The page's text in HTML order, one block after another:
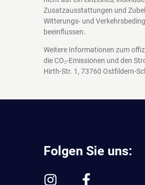
Zusatzausstattungen und
Witterungs- und
beeinflussen.
Weitere Informationen zum
die CO₂-Emissionen und den
Hirth-Str. 1, 73760 Ostfildern-
Folgen Sie uns: